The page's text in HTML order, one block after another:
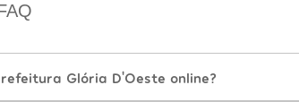
Glória D'Oeste online?